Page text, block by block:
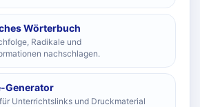
Wörterbuch
Radikale und
nachschlagen.
Generator
Unterrichtslinks und Druckmaterial